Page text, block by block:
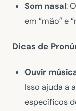
Som nasal:
em “mão” e
Dicas de
Ouvir
Isso ajuda a
específicos